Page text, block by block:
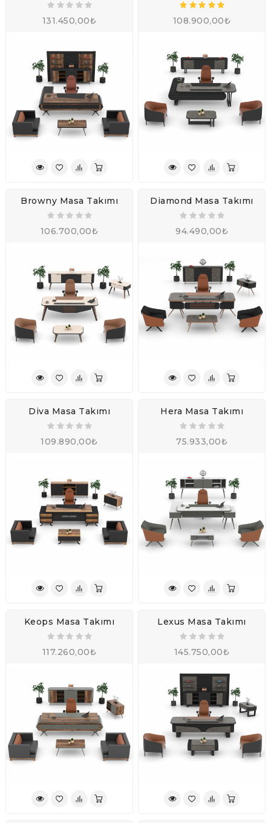
131.450,00₺ 108.900,00₺
Browny Masa Takımı
106.700,00₺
Diamond Masa Takımı
94.490,00₺
Diva Masa Takımı
109.890,00₺
Hera Masa Takımı
75.933,00₺
Keops Masa Takımı
117.260,00₺
Lexus Masa Takımı
145.750,00₺